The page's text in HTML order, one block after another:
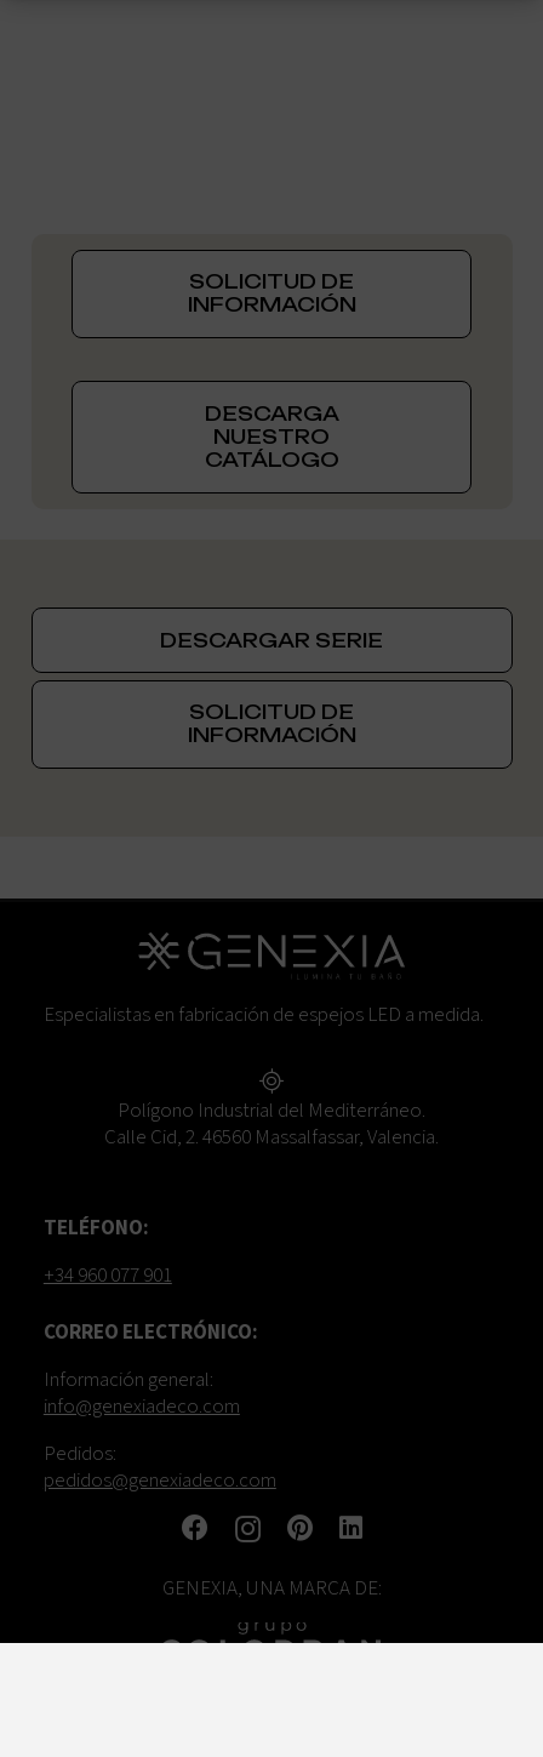
SOLICITUD DE
INFORMACIÓN
DESCARGA
NUESTRO
CATÁLOGO
DESCARGAR SERIE
SOLICITUD DE
INFORMACIÓN
Especialistas en fabricación de espejos LED a medida.
Polígono Industrial del Mediterráneo.
Calle Cid, 2. 46560 Massalfassar, Valencia.
TELÉFONO:
+34 960 077 901
CORREO ELECTRÓNICO:
Información general:
info@genexiadeco.com
Pedidos:
pedidos@genexiadeco.com
GENEXIA, UNA MARCA DE: